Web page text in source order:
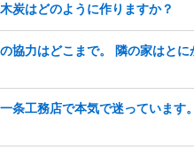
炭はどのように作りますか？
協力はどこまで。 隣の家はとに
条工務店で本気で迷っています